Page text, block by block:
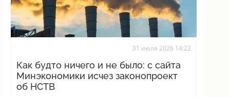
31 июля 2026 14:22
Как будто ничего и не было: с сайта
Минэкономики исчез законопроект
об НСТВ